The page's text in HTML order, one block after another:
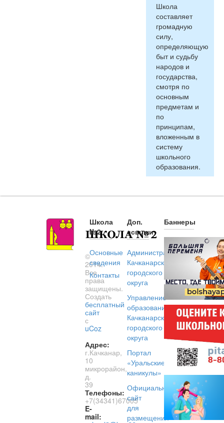
Школа
составляет
громадную
силу,
определяющую
быт и судьбу
народов и
государства,
смотря по
основным
предметам и
по
принципам,
вложенным в
систему
школьного
образования.
©
2014.
Все
права
защищены.
Создать
бесплатный
сайт
с
uCoz
Адрес:
г.Качканар,
10
микрорайон,
д.
39
Телефоны:
+7(34341)67005
E-
mail:
Школа
№2
Основные
сведения
Контакты
Доп.
ссылки
Администрация
Качканарского
городского
округа
Управление
образованием
Качканарского
городского
округа
Портал
«Уральские
каникулы»
Официальный
сайт
для
размещения
Баннеры